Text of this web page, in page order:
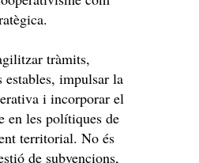
tràmits,
estables, impulsar la
i incorporar el
en les polítiques de
territorial. No és
de subvencions,